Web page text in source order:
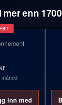
mer enn
inn med
Status: